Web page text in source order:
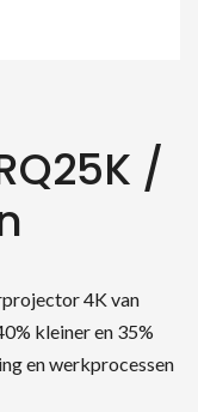
/
4K van
kleiner en 35%
en werkprocessen